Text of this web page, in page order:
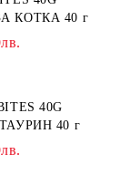
КОТКА 40 г
40G
40 г